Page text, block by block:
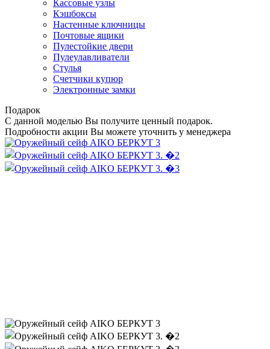
Кассовые узлы
Кэшбоксы
Настенные ключницы
Почтовые ящики
Пулестойкие двери
Пулеулавливатели
Стулья
Счетчики купюр
Электронные замки
Подарок
С данной моделью Вы получите ценный подарок.
Подробности акции Вы можете уточнить у менеджера